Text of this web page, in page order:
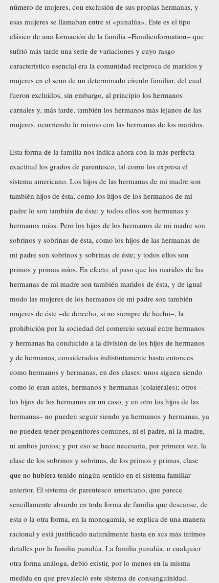
número de mujeres, con exclusión de sus propias hermanas, y
esas mujeres se llamaban entre sí «punalúa». Este es el tipo
clásico de una formación de la familia –Familienformation– que
sufrió más tarde una serie de variaciones y cuyo rasgo
característico esencial era la comunidad recíproca de maridos y
mujeres en el seno de un determinado círculo familiar, del cual
fueron excluidos, sin embargo, al principio los hermanos
carnales y, más tarde, también los hermanos más lejanos de las
mujeres, ocurriendo lo mismo con las hermanas de los maridos.
Esta forma de la familia nos indica ahora con la más perfecta
exactitud los grados de parentesco, tal como los expresa el
sistema americano. Los hijos de las hermanas de mi madre son
también hijos de ésta, como los hijos de los hermanos de mi
padre lo son también de éste; y todos ellos son hermanas y
hermanos míos. Pero los hijos de los hermanos de mi madre son
sobrinos y sobrinas de ésta, como los hijos de las hermanas de
mi padre son sobrinos y sobrinas de éste; y todos ellos son
primos y primas míos. En efecto, al paso que los maridos de las
hermanas de mi madre son también maridos de ésta, y de igual
modo las mujeres de los hermanos de mi padre son también
mujeres de éste –de derecho, si no siempre de hecho–, la
prohibición por la sociedad del comercio sexual entre hermanos
y hermanas ha conducido a la división de los hijos de hermanos
y de hermanas, considerados indistintamente hasta entonces
como hermanos y hermanas, en dos clases: unos siguen siendo
como lo eran antes, hermanos y hermanas (colaterales); otros –
los hijos de los hermanos en un caso, y en otro los hijos de las
hermanas– no pueden seguir siendo ya hermanos y hermanas, ya
no pueden tener progenitores comunes, ni el padre, ni la madre,
ni ambos juntos; y por eso se hace necesaria, por primera vez, la
clase de los sobrinos y sobrinas, de los primos y primas, clase
que no hubiera tenido ningún sentido en el sistema familiar
anterior. El sistema de parentesco americano, que parece
sencillamente absurdo en toda forma de familia que descanse, de
esta o la otra forma, en la monogamia, se explica de una manera
racional y está justificado naturalmente hasta en sus más íntimos
detalles por la familia punalúa. La familia punalúa, o cualquier
otra forma análoga, debió existir, por lo menos en la misma
medida en que prevaleció este sistema de consanguinidad.